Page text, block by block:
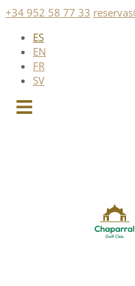
Saltar
contenido
+34 952 58 77 33
ES
EN
FR
SV